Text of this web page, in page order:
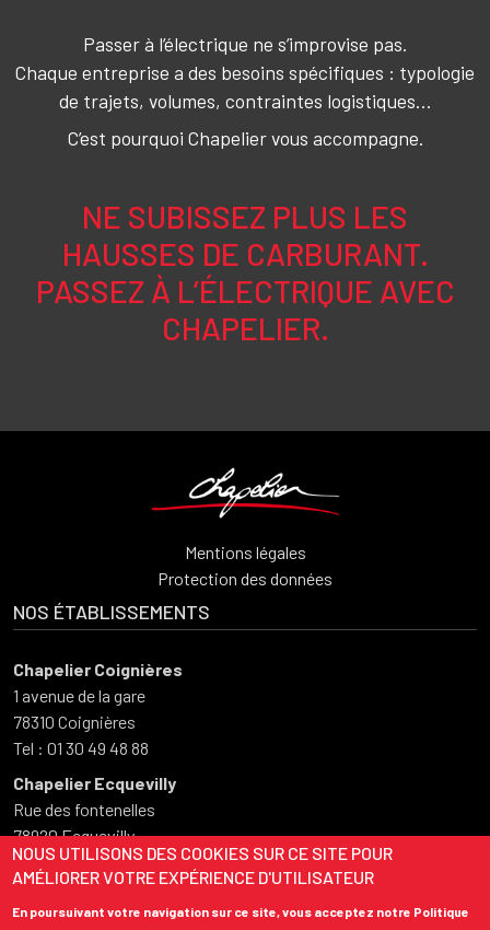
Passer à l’électrique ne s’improvise pas.
Chaque entreprise a des besoins spécifiques : typologie
de trajets, volumes, contraintes logistiques…
C’est pourquoi Chapelier vous accompagne.
NE SUBISSEZ PLUS LES
HAUSSES DE CARBURANT.
PASSEZ À L’ÉLECTRIQUE AVEC
CHAPELIER.
Mentions légales
Protection des données
NOS ÉTABLISSEMENTS
Chapelier Coignières
1 avenue de la gare
78310 Coignières
Tel : 01 30 49 48 88
Chapelier Ecquevilly
Rue des fontenelles
78920 Ecquevilly
Tel : 01 34 75 50 73
NOUS UTILISONS DES COOKIES SUR CE SITE POUR
AMÉLIORER VOTRE EXPÉRIENCE D'UTILISATEUR
En poursuivant votre navigation sur ce site, vous acceptez notre Politique